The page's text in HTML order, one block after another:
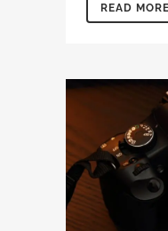
READ MORE